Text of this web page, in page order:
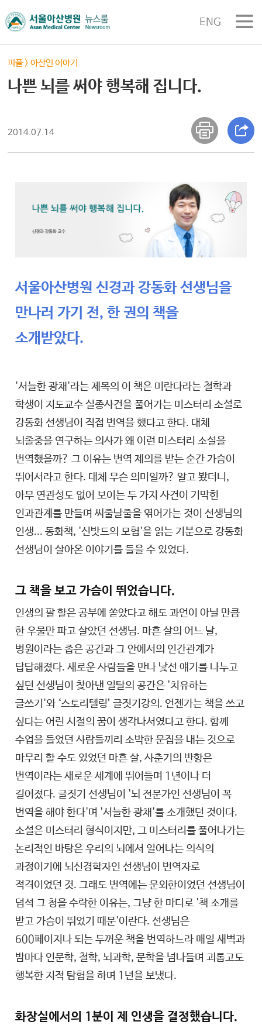
ENG
피플>아산인 이야기
나쁜 뇌를 써야 행복해 집니다.
2014.07.14
서울아산병원 신경과 강동화 선생님을
만나러 가기 전, 한 권의 책을
소개받았다.
'서늘한 광채'라는 제목의 이 책은 미란다라는 철학과
학생이 지도교수 실종사건을 풀어가는 미스터리 소설로
강동화 선생님이 직접 번역을 했다고 한다. 대체
뇌졸중을 연구하는 의사가 왜 이런 미스터리 소설을
번역했을까? 그 이유는 번역 제의를 받는 순간 가슴이
뛰어서라고 한다. 대체 무슨 의미일까? 알고 봤더니,
아무 연관성도 없어 보이는 두 가지 사건이 기막힌
인과관계를 만들며 씨줄날줄을 엮어가는 것이 선생님의
인생... 동화책, '신밧드의 모험'을 읽는 기분으로 강동화
선생님이 살아온 이야기를 들을 수 있었다.
그 책을 보고 가슴이 뛰었습니다.
인생의 팔 할은 공부에 쏟았다고 해도 과언이 아닐 만큼
한 우물만 파고 살았던 선생님. 마흔 살의 어느 날,
병원이라는 좁은 공간과 그 안에서의 인간관계가
답답해졌다. 새로운 사람들을 만나 낯선 얘기를 나누고
싶던 선생님이 찾아낸 일탈의 공간은 '치유하는
글쓰기'와 ‘스토리텔링’ 글짓기강의. 언젠가는 책을 쓰고
싶다는 어린 시절의 꿈이 생각나서였다고 한다. 함께
수업을 들었던 사람들끼리 소박한 문집을 내는 것으로
마무리 할 수도 있었던 마흔 살, 사춘기의 반항은
번역이라는 새로운 세계에 뛰어들며 1년이나 더
길어졌다. 글짓기 선생님이 '뇌 전문가인 선생님이 꼭
번역을 해야 한다'며 '서늘한 광채'를 소개했던 것이다.
소설은 미스터리 형식이지만, 그 미스터리를 풀어나가는
논리적인 바탕은 우리의 뇌에서 일어나는 의식의
과정이기에 뇌신경학자인 선생님이 번역자로
적격이었던 것. 그래도 번역에는 문외한이었던 선생님이
덥석 그 청을 수락한 이유는, 그냥 한 마디로 '책 소개를
받고 가슴이 뛰었기 때문'이란다. 선생님은
600페이지나 되는 두꺼운 책을 번역하느라 매일 새벽과
밤마다 인문학, 철학, 뇌과학, 문학을 넘나들며 괴롭고도
행복한 지적 탐험을 하며 1년을 보냈다.
화장실에서의 1분이 제 인생을 결정했습니다.